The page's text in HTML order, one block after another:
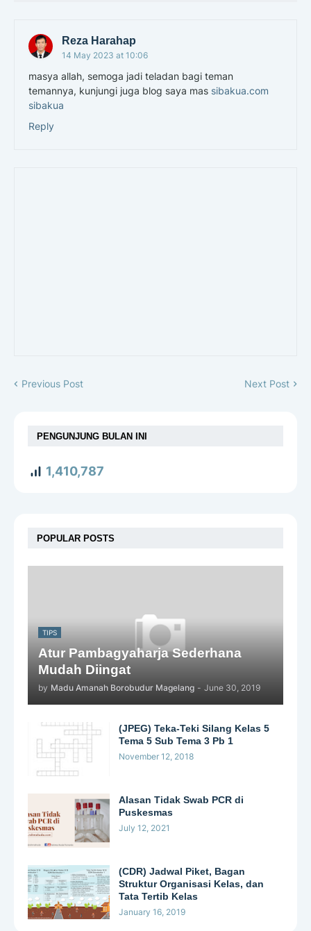
Reza Harahap
14 May 2023 at 10:06
masya allah, semoga jadi teladan bagi teman
temannya, kunjungi juga blog saya mas sibakua.com
sibakua
Reply
Previous Post Next Post
PENGUNJUNG BULAN INI
1,410,787
POPULAR POSTS
TIPS
Atur Pambagyaharja Sederhana
Mudah Diingat
by Madu Amanah Borobudur Magelang - June 30, 2019
(JPEG) Teka-Teki Silang Kelas 5
Tema 5 Sub Tema 3 Pb 1
November 12, 2018
Alasan Tidak Swab PCR di
Puskesmas
July 12, 2021
(CDR) Jadwal Piket, Bagan
Struktur Organisasi Kelas, dan
Tata Tertib Kelas
January 16, 2019